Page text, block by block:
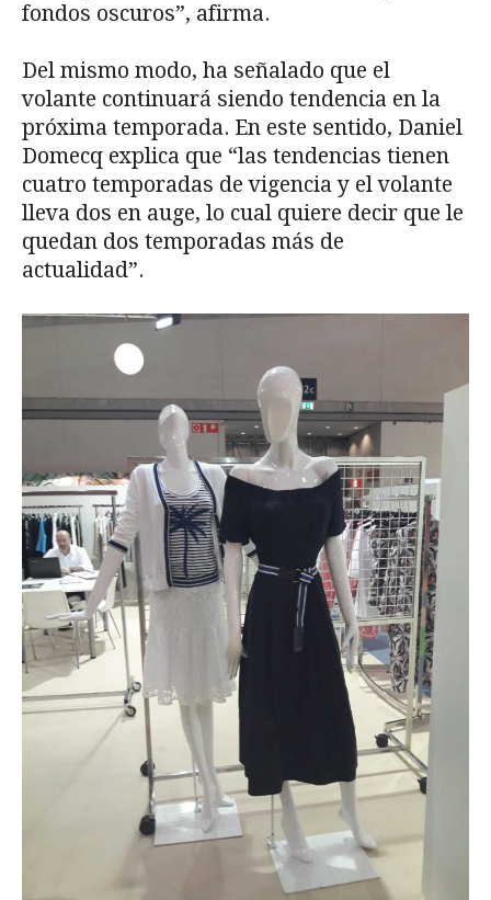
fondos oscuros”, afirma.
Del mismo modo, ha señalado que el
volante continuará siendo tendencia en la
próxima temporada. En este sentido, Daniel
Domecq explica que “las tendencias tienen
cuatro temporadas de vigencia y el volante
lleva dos en auge, lo cual quiere decir que le
quedan dos temporadas más de
actualidad”.